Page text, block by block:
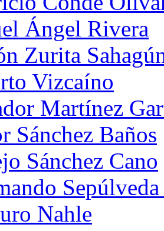
Ángel Rivera
Zurita
Vizcaíno
Martínez
Sánchez Baños
Sánchez Cano
Nahle